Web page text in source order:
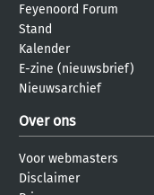
Feyenoord Forum
Stand
Kalender
E-zine (nieuwsbrief)
Nieuwsarchief
Over ons
Voor webmasters
Disclaimer